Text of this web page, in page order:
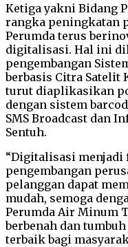
Ketiga yakni Bidang
rangka peningkatan
Perumda terus
digitalisasi. Hal ini
pengembangan
berbasis Citra Satelit
turut diaplikasikan
dengan sistem
SMS Broadcast dan
Sentuh.
“Digitalisasi menjadi
pengembangan
pelanggan dapat
mudah, semoga
Perumda Air Minum
berbenah dan
terbaik bagi